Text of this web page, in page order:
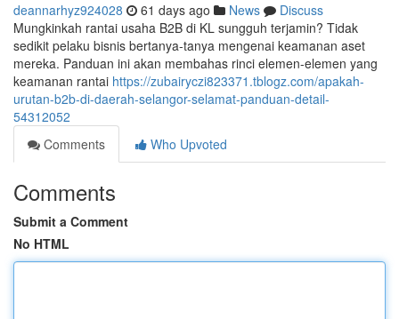
deannarhyz924028 61 days ago News
Discuss
Mungkinkah rantai usaha B2B di KL sungguh terjamin? Tidak
sedikit pelaku bisnis bertanya-tanya mengenai keamanan aset
mereka. Panduan ini akan membahas rinci elemen-elemen yang
keamanan rantai https://zubairyczi823371.tblogz.com/apakah-
urutan-b2b-di-daerah-selangor-selamat-panduan-detail-
54312052
Comments
Who Upvoted
Comments
Submit a Comment
No HTML